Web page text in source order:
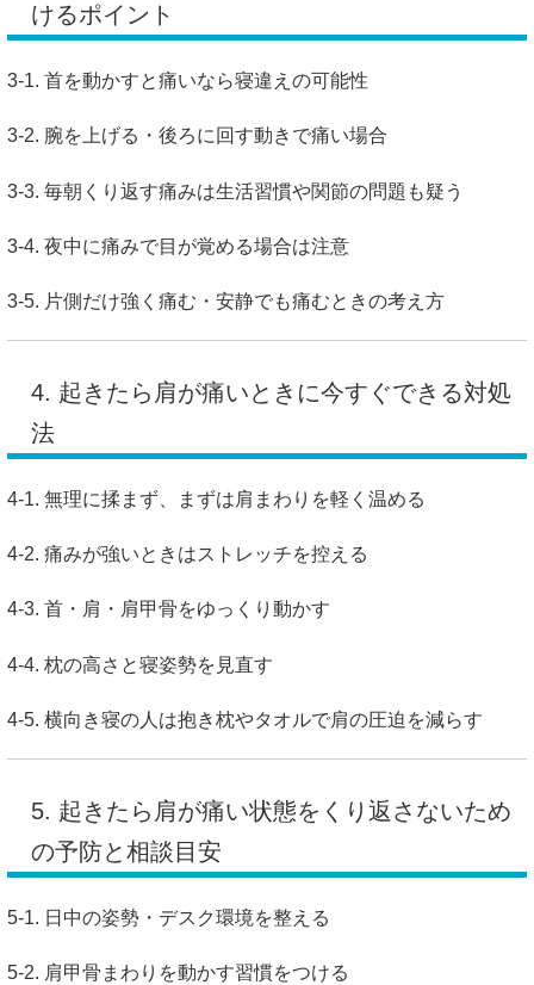
けるポイント
3-1. 首を動かすと痛いなら寝違えの可能性
3-2. 腕を上げる・後ろに回す動きで痛い場合
3-3. 毎朝くり返す痛みは生活習慣や関節の問題も疑う
3-4. 夜中に痛みで目が覚める場合は注意
3-5. 片側だけ強く痛む・安静でも痛むときの考え方
4. 起きたら肩が痛いときに今すぐできる対処
法
4-1. 無理に揉まず、まずは肩まわりを軽く温める
4-2. 痛みが強いときはストレッチを控える
4-3. 首・肩・肩甲骨をゆっくり動かす
4-4. 枕の高さと寝姿勢を見直す
4-5. 横向き寝の人は抱き枕やタオルで肩の圧迫を減らす
5. 起きたら肩が痛い状態をくり返さないため
の予防と相談目安
5-1. 日中の姿勢・デスク環境を整える
5-2. 肩甲骨まわりを動かす習慣をつける